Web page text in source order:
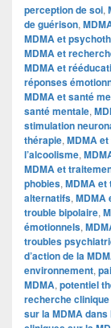
perception de soi,
de guérison,
MDMA et
MDMA et
MDMA et
réponses
MDMA et santé
santé mentale,
stimulation
thérapie, MDMA
l’alcoolisme,
MDMA et
phobies, MDMA
alternatifs, MDMA
trouble bipolaire,
émotionnels,
troubles
d’action de la
environnement,
MDMA, potentiel
recherche
sur la MDMA